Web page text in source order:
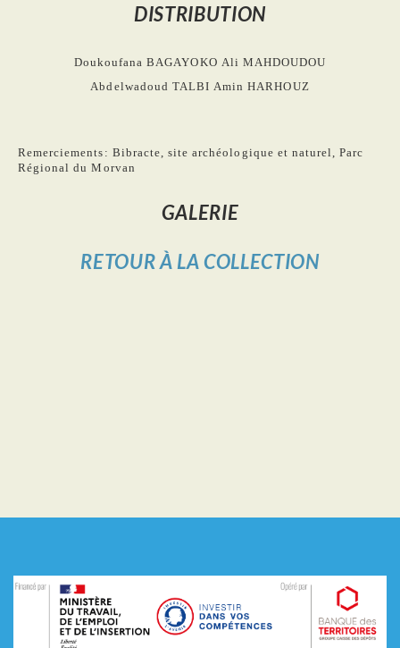
DISTRIBUTION
Doukoufana BAGAYOKO Ali MAHDOUDOU
Abdelwadoud TALBI Amin HARHOUZ
Remerciements: Bibracte, site archéologique et naturel, Parc
Régional du Morvan
GALERIE
RETOUR À LA COLLECTION